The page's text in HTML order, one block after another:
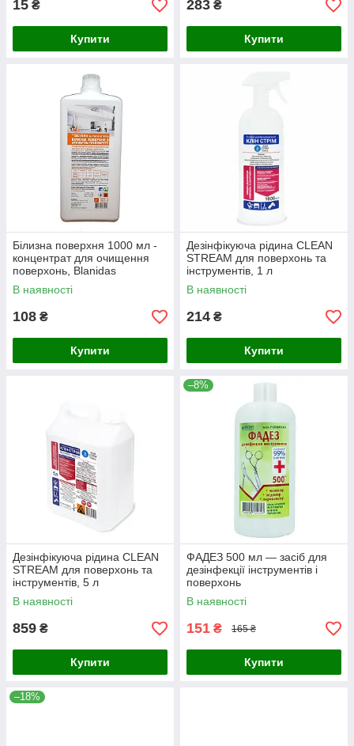
15 ₴
Купити
283 ₴
Купити
Білизна поверхня 1000 мл -
концентрат для очищення
поверхонь, Blanidas
В наявності
108 ₴
Купити
Дезінфікуюча рідина CLEAN
STREAM для поверхонь та
інструментів, 1 л
В наявності
214 ₴
Купити
Дезінфікуюча рідина CLEAN
STREAM для поверхонь та
інструментів, 5 л
В наявності
859 ₴
Купити
–8%
ФАДЕЗ 500 мл — засіб для
дезінфекції інструментів і
поверхонь
В наявності
151 ₴ 165 ₴
Купити
–18%